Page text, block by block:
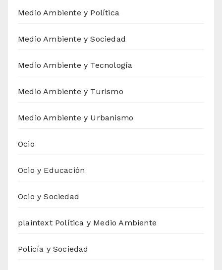
Medio Ambiente y Política
Medio Ambiente y Sociedad
Medio Ambiente y Tecnología
Medio Ambiente y Turismo
Medio Ambiente y Urbanismo
Ocio
Ocio y Educación
Ocio y Sociedad
plaintext Política y Medio Ambiente
Policía y Sociedad